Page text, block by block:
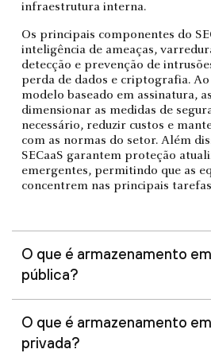
infraestrutura interna.
Os principais componentes do
inteligência de ameaças,
detecção e prevenção de
perda de dados e criptografia.
modelo baseado em assinatura,
dimensionar as medidas de
necessário, reduzir custos e
com as normas do setor. Além
SECaaS garantem proteção
emergentes, permitindo que as
concentrem nas principais
O que é armazenamento
pública?
O que é armazenamento
privada?